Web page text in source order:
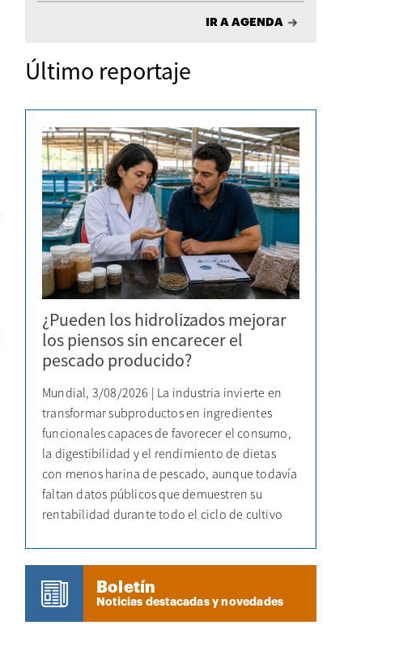
IR A AGENDA
Último reportaje
¿Pueden los hidrolizados mejorar
los piensos sin encarecer el
pescado producido?
Mundial, 3/08/2026 | La industria invierte en
transformar subproductos en ingredientes
funcionales capaces de favorecer el consumo,
la digestibilidad y el rendimiento de dietas
con menos harina de pescado, aunque todavía
faltan datos públicos que demuestren su
rentabilidad durante todo el ciclo de cultivo
Boletín
Noticias destacadas y novedades